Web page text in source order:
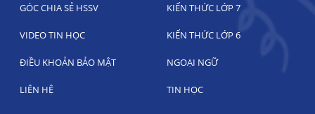
GÓC CHIA SẺ HSSV KIẾN THỨC LỚP 7
VIDEO TIN HỌC KIẾN THỨC LỚP 6
ĐIỀU KHOẢN BẢO MẬT NGOẠI NGỮ
LIÊN HỆ TIN HỌC